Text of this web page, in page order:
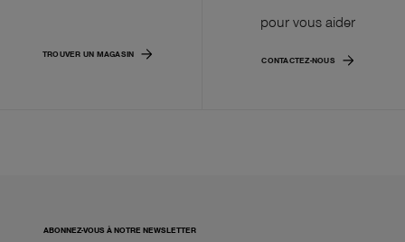
TROUVER UN MAGASIN
pour vous aider
CONTACTEZ-NOUS
ABONNEZ-VOUS À NOTRE NEWSLETTER